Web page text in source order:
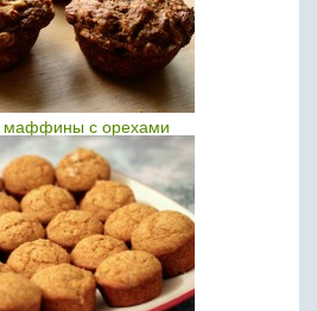
маффины с орехами